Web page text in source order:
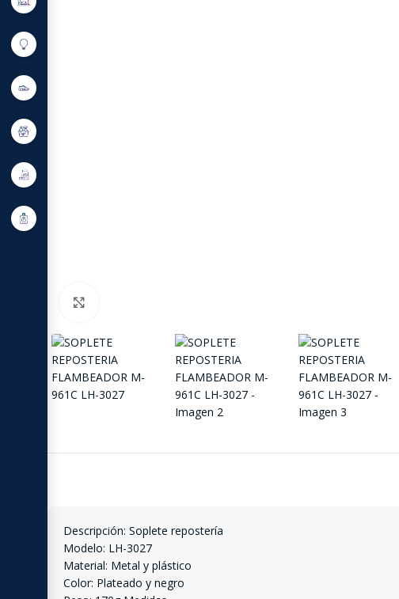
Descripción: Soplete repostería
Modelo: LH-3027
Material: Metal y plástico
Color: Plateado y negro